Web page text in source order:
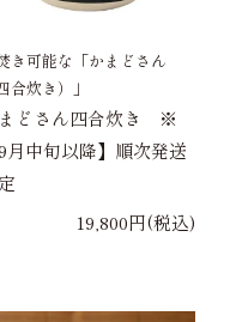
き可能な「かまどさん
合炊き）」
どさん四合炊き ※
9月中旬以降】順次発送
19,800円(税込)